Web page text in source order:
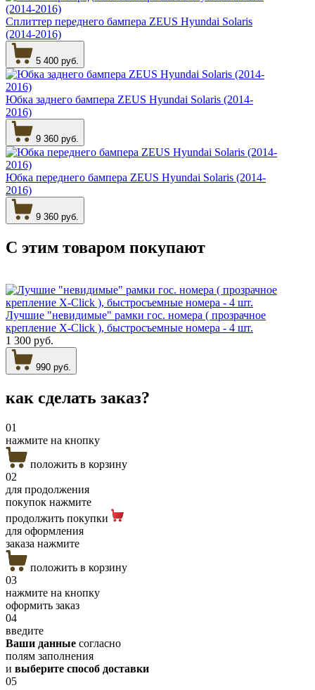
Сплиттер переднего бампера ZEUS Hyundai Solaris
(2014-2016)
5 400 руб.
Юбка заднего бампера ZEUS Hyundai Solaris (2014-
2016)
9 360 руб.
Юбка переднего бампера ZEUS Hyundai Solaris (2014-
2016)
9 360 руб.
С этим товаром покупают
Лучшие "невидимые" рамки гос. номера ( прозрачное
крепление X-Click ), быстросъемные номера - 4 шт.
1 300 руб.
990 руб.
как сделать заказ?
01
нажмите на кнопку
положить в корзину
02
для продолжения
покупок нажмите
продолжить покупки
для оформления
заказа нажмите
положить в корзину
03
нажмите на кнопку
оформить заказ
04
введите
Ваши данные согласно
полям заполнения
и выберите способ доставки
05